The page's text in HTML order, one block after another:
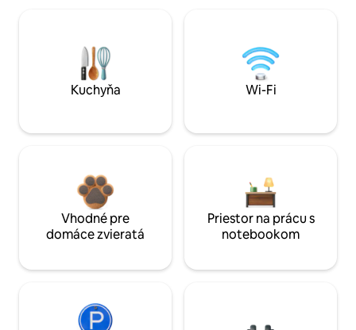
Kuchyňa Wi-Fi
Vhodné pre
domáce zvieratá
Priestor na prácu s
notebookom